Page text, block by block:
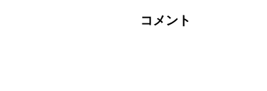
コメント